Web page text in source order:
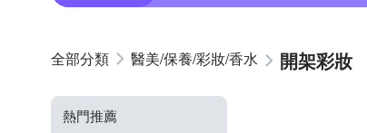
醫美/保養/彩妝/香水 開架彩妝
熱門推薦